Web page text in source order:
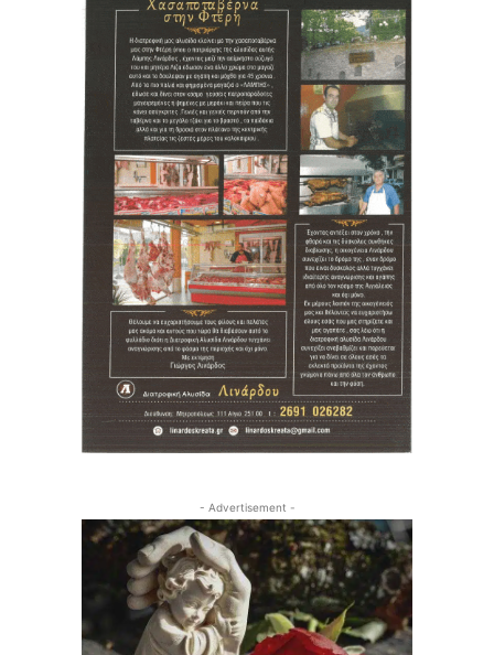
- Advertisement -